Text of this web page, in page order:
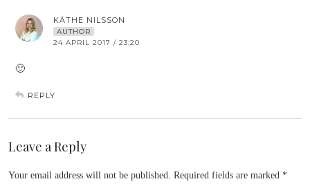
KÄTHE NILSSON
AUTHOR
24 APRIL 2017 / 23:20
🙂
REPLY
Leave a Reply
Your email address will not be published. Required fields are marked *